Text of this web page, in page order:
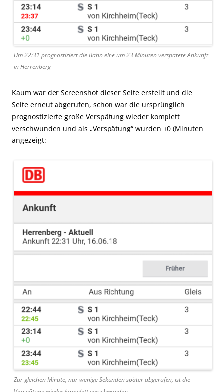
Um 22:31 prognostiziert die Bahn eine um 23 Minuten verspätete Ankunft
in Herrenberg
Kaum war der Screenshot dieser Seite erstellt und die
Seite erneut abgerufen, schon war die ursprünglich
prognostizierte große Verspätung wieder komplett
verschwunden und als „Verspätung“ wurden +0 (Minuten
angezeigt:
Zur gleichen Minute, nur wenige Sekunden später abgerufen, ist die